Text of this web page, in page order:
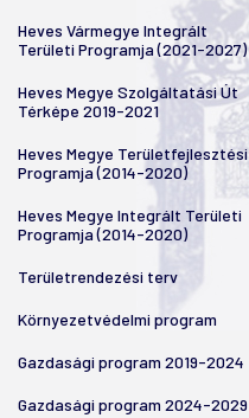
Heves Vármegye Integrált
Területi Programja (2021-2027)
Heves Megye Szolgáltatási Út
Térképe 2019-2021
Heves Megye Területfejlesztési
Programja (2014-2020)
Heves Megye Integrált Területi
Programja (2014-2020)
Területrendezési terv
Környezetvédelmi program
Gazdasági program 2019-2024
Gazdasági program 2024-2029